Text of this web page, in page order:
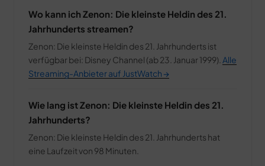
Interview mit Alexandro Byrd, Kiara Romero &
Liamani Segura
Unser Descendants: Wicked Wonderland Interview mit
Alexandro Byrd, Kiara Romero & Liamani Segura: Worlds
Collide Tour, Rapunzel-Wunsch &…
Jetzt lesen ➔
Wo kann ich Zenon: Die kleinste Heldin des 21.
Jahrhunderts streamen?
Zenon: Die kleinste Heldin des 21. Jahrhunderts ist
verfügbar bei: Disney Channel (ab 23. Januar 1999). Alle
Streaming-Anbieter auf JustWatch →
Wie lang ist Zenon: Die kleinste Heldin des 21.
Jahrhunderts?
Zenon: Die kleinste Heldin des 21. Jahrhunderts hat
eine Laufzeit von 98 Minuten.